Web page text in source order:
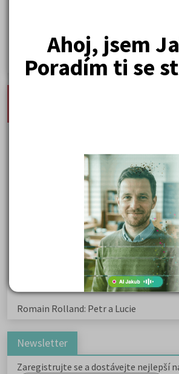
Ahoj, jsem
Poradím ti se
možnosti
Jak se dostat na nejžádanější obory
Karel Havlíček Borovský: Tyrolské
Kritika hry M. L. King v Salesiánském
Důležité reakce organických sloučenin
Zákonitosti v elektronové struktuře
Základní charakteristiky obyvatelstva
Karel Hynek Mácha: Máj
Karel Havlíček Borovský: Tyrolské elegie
Romain Rolland: Petr a Lucie
Newsletter
Zaregistrujte se a dostávejte nejlepší